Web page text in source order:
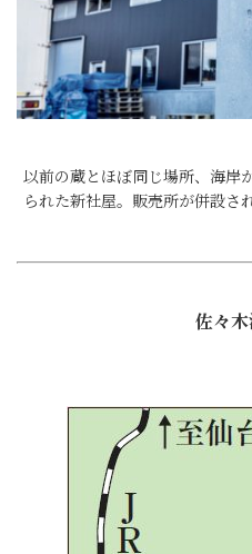
以前の蔵とほぼ同じ場所、海岸
られた新社屋。販売所が併設さ
佐々